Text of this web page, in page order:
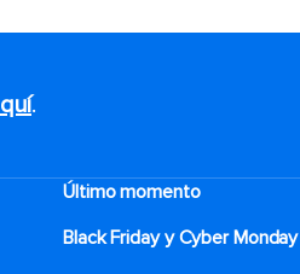
.
Último momento
Black Friday y Cyber Monday